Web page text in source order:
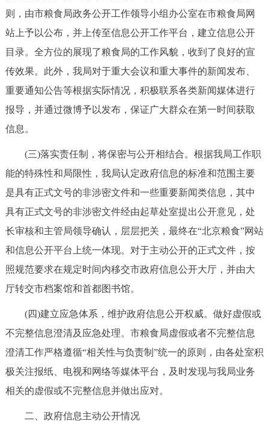
则，由市粮食局政务公开工作领导小组办公室在市粮食局网
站上予以公布，并上传至信息公开工作平台，建立信息公开
目录。全方位的展现了粮食局的工作风貌，收到了良好的宣
传效果。此外，我局对于重大会议和重大事件的新闻发布、
重要通知公告等根据实际情况，积极联系各类新闻媒体进行
报导，并通过微博予以发布，保证广大群众在第一时间获取
信息。
(三)落实责任制，将保密与公开相结合。根据我局工作职
能的特殊性和局限性，我局认定政府信息的标准和范围主要
是具有正式文号的非涉密文件和一些重要新闻类信息，其中
具有正式文号的非涉密文件经由起草处室提出公开意见，处
长审核和主管局领导确认，层层把关，最终在“北京粮食”网站
和信息公开平台上统一体现。对于主动公开的正式文件，按
照规范要求在规定时间内移交市政府信息公开大厅，并由大
厅转交市档案馆和首都图书馆。
(四)建立应急体系，维护政府信息公开权威。做好虚假或
不完整信息澄清及应急处理。市粮食局虚假或者不完整信息
澄清工作严格遵循“相关性与负责制”统一的原则，由各处室积
极关注报纸、电视和网络等媒体平台，及时发现与我局业务
相关的虚假或不完整信息并做出应对。
二、政府信息主动公开情况